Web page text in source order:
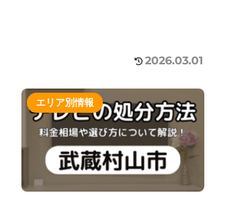
2026.03.01
エリア別情報